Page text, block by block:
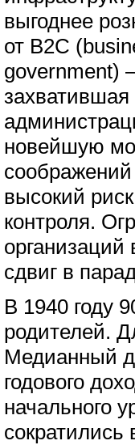
выгоднее
от B2C
government)
захватившая
новейшую
высокий
контроля.
сдвиг в
В 1940 году
родителей.
Медианный
годового
начального
сократились